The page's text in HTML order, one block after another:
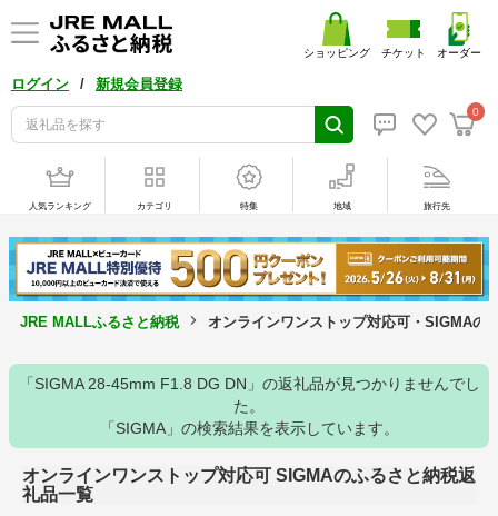
ログイン / 新規会員登録
0
ショッピング チケット オーダー
人気ランキング カテゴリ 特集 地域 旅行先
JRE MALLふるさと納税 オンラインワンストップ対応可・SIGMAの
「SIGMA 28-45mm F1.8 DG DN」の返礼品が見つかりませんでし
た。
「SIGMA」の検索結果を表示しています。
オンラインワンストップ対応可 SIGMAのふるさと納税返
礼品一覧